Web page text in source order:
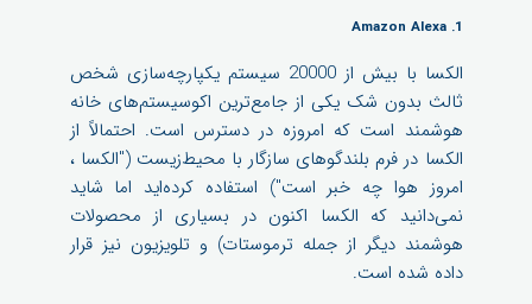
1. Amazon Alexa
الکسا با بیش از 20000 سیستم یکپارچه‌سازی شخص
ثالث بدون شک یکی از جامع‌ترین اکوسیستم‌های خانه
هوشمند است که امروزه در دسترس است. احتمالاً از
الکسا در فرم بلندگوهای سازگار با محیط‌زیست ("الکسا ،
امروز هوا چه خبر است") استفاده کرده‌اید اما شاید
نمی‌دانید که الکسا اکنون در بسیاری از محصولات
هوشمند دیگر از جمله ترموستات) و تلویزیون نیز قرار
داده شده است.